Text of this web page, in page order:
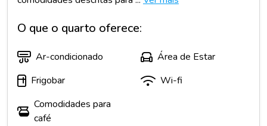
O que o quarto oferece:
Ar-condicionado
Área de Estar
Frigobar
Wi-fi
Comodidades para
café